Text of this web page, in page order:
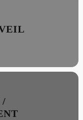
/